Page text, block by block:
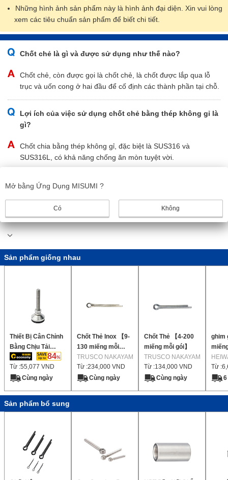
Những hình ảnh sản phẩm này là hình ảnh đại diện. Xin vui lòng
xem các tiêu chuẩn sản phẩm để biết chi tiết.
Chốt chẻ là gì và được sử dụng như thế nào?
Chốt chẻ, còn được gọi là chốt chẻ, là chốt được lắp qua lỗ
trục và uốn cong ở hai đầu để cố định các thành phần tại chỗ.
Lợi ích của việc sử dụng chốt chẻ bằng thép không gỉ là
gì?
Chốt chia bằng thép không gỉ, đặc biệt là SUS316 và
SUS316L, có khả năng chống ăn mòn tuyệt vời.
Ghim chia MISUMI có thể tái sử dụng được không?
Nói chung, không nên tái sử dụng chốt chẻ vì việc uốn cong
và duỗi thẳng chúng sẽ làm yếu vật liệu, giảm độ tin cậy.
Sản phẩm giống nhau
Thiết Bị Cân Chỉnh
Bằng Chịu Tải
Trọng Cao Bằng
Cao Su Chống
Trượt
84
Từ :55,077 VND
Cùng ngày
Chốt Thẻ Inox 【9-
130 miếng mỗi
gói】
TRUSCO NAKAYAMA
Từ :234,000 VND
Cùng ngày
Chốt Thẻ 【4-200
miếng mỗi gói】
TRUSCO NAKAYAMA
Từ :134,000 VND
Cùng ngày
ghim
Từ :
Sản phẩm bổ sung
Mở bằng Ứng Dụng MISUMI ?
Có Không